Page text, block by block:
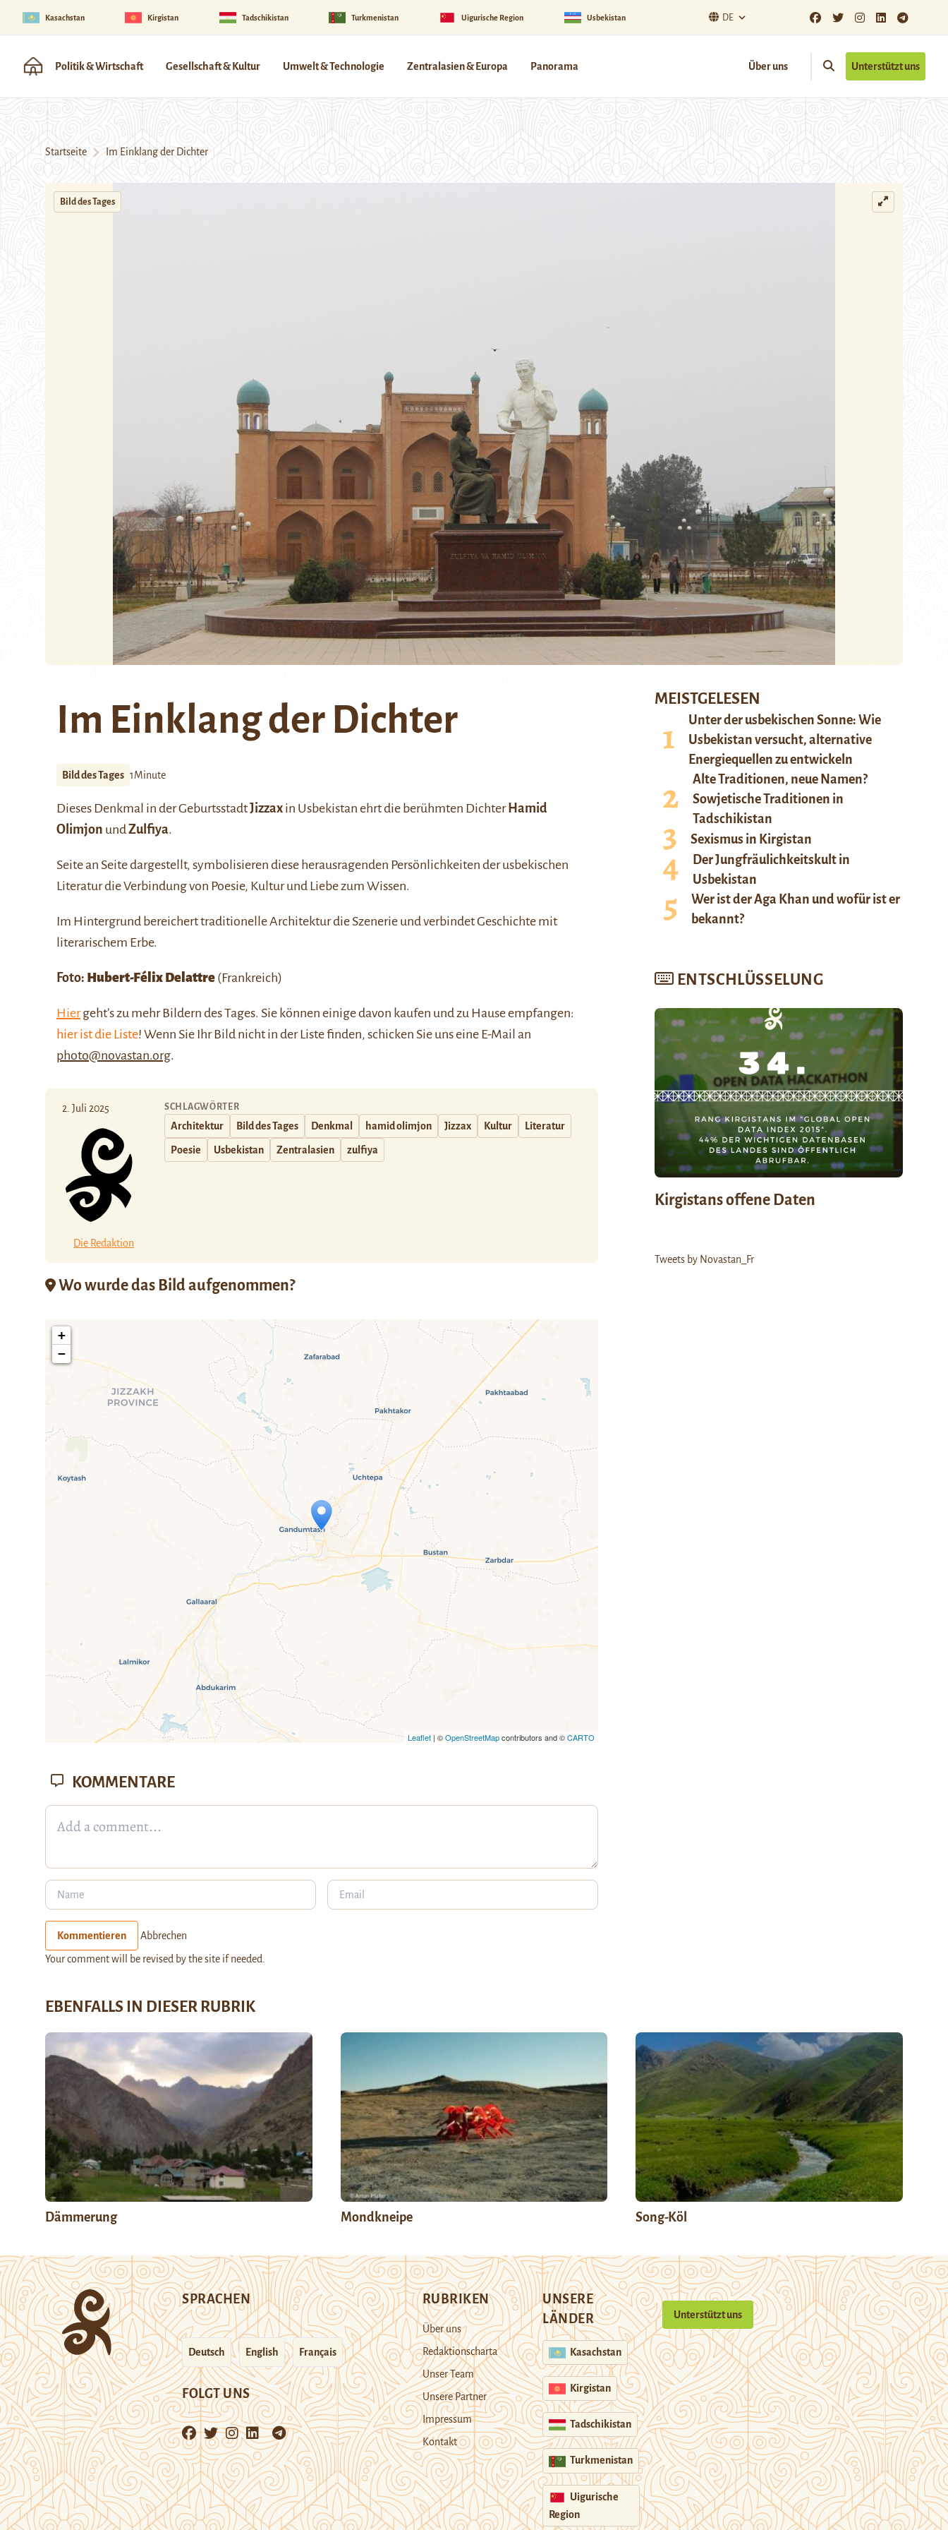
Kasachstan Kirgistan Tadschikistan Turkmenistan Uigurische Region Usbekistan DE
Politik & Wirtschaft Gesellschaft & Kultur Umwelt & Technologie Zentralasien & Europa Panorama Über uns Unterstützt uns
Startseite Im Einklang der Dichter
Bild des Tages
Im Einklang der Dichter
Bild des Tages 1Minute
Dieses Denkmal in der GeburtsstadtJizzax in Usbekistan ehrt die berühmten DichterHamid
Olimjon undZulfiya.
Seite an Seite dargestellt, symbolisieren diese herausragenden Persönlichkeiten der usbekischen
Literatur die Verbindung von Poesie, Kultur und Liebe zum Wissen.
Im Hintergrund bereichert traditionelle Architektur die Szenerie und verbindet Geschichte mit
literarischem Erbe.
Foto: Hubert-Félix Delattre (Frankreich)
Hiergeht’s zu mehr Bildern des Tages. Sie können einige davon kaufen und zu Hause empfangen:
hier ist die Liste! Wenn Sie Ihr Bild nicht in der Liste finden, schicken Sie uns eine E-Mail an
photo@novastan.org.
2. Juli 2025
Die Redaktion
SCHLAGWÖRTER
Architektur Bild des Tages Denkmal hamid olimjon Jizzax Kultur Literatur
Poesie Usbekistan Zentralasien zulfiya
Wo wurde das Bild aufgenommen?
Travelers' Map wird geladen …
Wenn du dies siehst, nachdem deine Seite vollständig geladen wurde,
fehlen leafletJS-Dateien.
+
−
Leaflet | ©OpenStreetMapcontributors and ©CARTO
MEISTGELESEN
Unter der usbekischen Sonne: Wie
Usbekistan versucht, alternative
Energiequellen zu entwickeln
Alte Traditionen, neue Namen?
Sowjetische Traditionen in
Tadschikistan
Sexismus in Kirgistan
Der Jungfräulichkeitskult in
Usbekistan
Wer ist der Aga Khan und wofür ist er
bekannt?
ENTSCHLÜSSELUNG
Kirgistans offene Daten
Tweets by Novastan_Fr
KOMMENTARE
Kommentieren Abbrechen
Your comment will be revised by the site if needed.
EBENFALLS IN DIESER RUBRIK
Dämmerung Mondkneipe Song-Köl
SPRACHEN
Deutsch English Français
FOLGT UNS
RUBRIKEN
Über uns
Redaktionscharta
Unser Team
Unsere Partner
Impressum
Kontakt
UNSERE
LÄNDER
Kasachstan
Kirgistan
Tadschikistan
Turkmenistan
Uigurische
Region
Unterstützt uns